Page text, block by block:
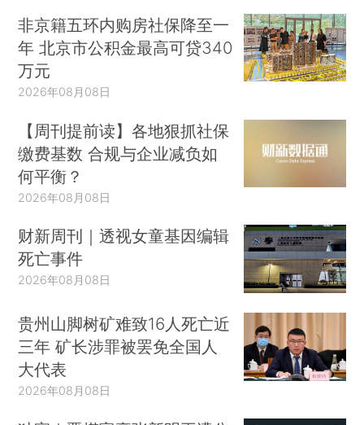
非京籍五环内购房社保降至一
年 北京市公积金最高可贷340
万元
2026年08月08日
【周刊提前读】各地狠抓社保
缴费基数 合规与企业减负如
何平衡？
2026年08月08日
财新周刊｜透视女童基因编辑
死亡事件
2026年08月08日
贵州山脚树矿难致16人死亡近
三年 矿长涉罪被罢免全国人
大代表
2026年08月08日